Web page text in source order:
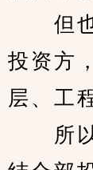
但也
投资方
层、工
所以